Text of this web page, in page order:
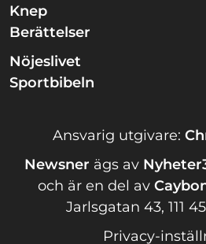
Knep
Berättelser
Nöjeslivet
Sportbibeln
Ansvarig utgivare:
Newsner ägs av
och är en del av
Jarlsgatan 43, 111
Privacy-